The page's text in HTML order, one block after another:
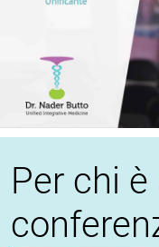
Per chi